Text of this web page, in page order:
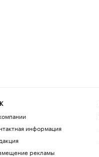
информация
рекламы